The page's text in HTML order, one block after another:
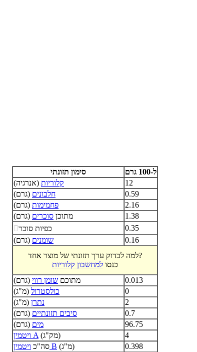
סימון תזונתי
ל-100 גרם
קלוריות (אנרגיה)
12
חלבונים (גרם)
0.59
פחמימות (גרם)
2.16
מתוכן סוכרים (גרם)
1.38
כפיות סוכר
0.35
שומנים (גרם)
0.16
למה לבדוק ערך תזונתי של מוצר אחד?
כנסו למחשבון קלוריות
מתוכם שומן רווי (גרם)
0.013
כולסטרול (מ"ג)
0
נתרן (מ"ג)
2
סיבים תזונתיים (גרם)
0.7
מים (גרם)
96.75
ויטמין A
(מק"ג)
4
סה"כ ויטמין B (מ"ג)
0.398